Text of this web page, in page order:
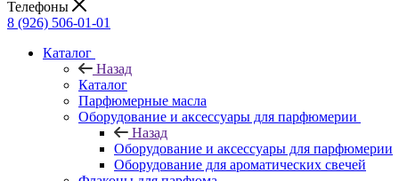
Телефоны
8 (926) 506-01-01
Каталог
Назад
Каталог
Парфюмерные масла
Оборудование и аксессуары для парфюмерии
Назад
Оборудование и аксессуары для парфюмерии
Оборудование для ароматических свечей